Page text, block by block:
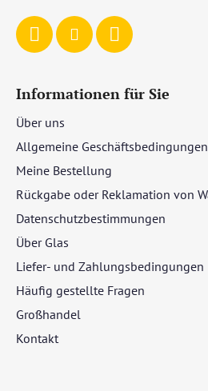
Informationen für Sie
Über uns
Allgemeine Geschäftsbedingungen
Meine Bestellung
Rückgabe oder Reklamation von
Datenschutzbestimmungen
Über Glas
Liefer- und Zahlungsbedingungen
Häufig gestellte Fragen
Großhandel
Kontakt